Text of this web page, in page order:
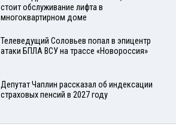
стоит обслуживание лифта в
многоквартирном доме
Телеведущий Соловьев попал в эпицентр
атаки БПЛА ВСУ на трассе «Новороссия»
Депутат Чаплин рассказал об индексации
страховых пенсий в 2027 году